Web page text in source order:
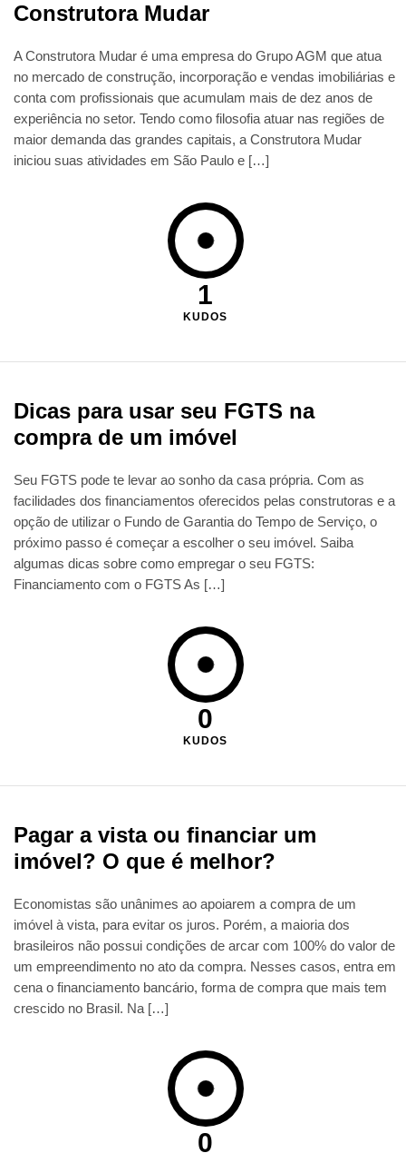
Construtora Mudar
A Construtora Mudar é uma empresa do Grupo AGM que atua
no mercado de construção, incorporação e vendas imobiliárias e
conta com profissionais que acumulam mais de dez anos de
experiência no setor. Tendo como filosofia atuar nas regiões de
maior demanda das grandes capitais, a Construtora Mudar
iniciou suas atividades em São Paulo e […]
1
KUDOS
Dicas para usar seu FGTS na
compra de um imóvel
Seu FGTS pode te levar ao sonho da casa própria. Com as
facilidades dos financiamentos oferecidos pelas construtoras e a
opção de utilizar o Fundo de Garantia do Tempo de Serviço, o
próximo passo é começar a escolher o seu imóvel. Saiba
algumas dicas sobre como empregar o seu FGTS:
Financiamento com o FGTS As […]
0
KUDOS
Pagar a vista ou financiar um
imóvel? O que é melhor?
Economistas são unânimes ao apoiarem a compra de um
imóvel à vista, para evitar os juros. Porém, a maioria dos
brasileiros não possui condições de arcar com 100% do valor de
um empreendimento no ato da compra. Nesses casos, entra em
cena o financiamento bancário, forma de compra que mais tem
crescido no Brasil. Na […]
0